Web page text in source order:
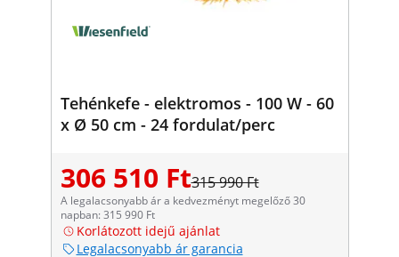
Tehénkefe - elektromos - 100 W - 60
x Ø 50 cm - 24 fordulat/perc
306 510 Ft315 990 Ft
A legalacsonyabb ár a kedvezményt megelőző 30
napban: 315 990 Ft
Korlátozott idejű ajánlat
Legalacsonyabb ár garancia